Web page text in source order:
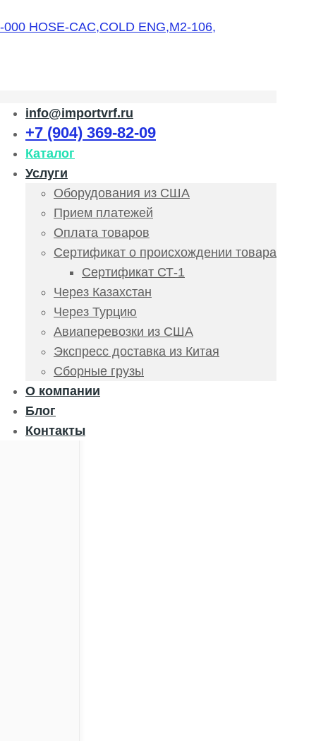
info@importvrf.ru
+7 (904) 369-82-09
Каталог
Услуги
Оборудования из США
Прием платежей
Оплата товаров
Сертификат о происхождении товара
Сертификат СТ-1
Через Казахстан
Через Турцию
Авиаперевозки из США
Экспресс доставка из Китая
Сборные грузы
О компании
Блог
Контакты